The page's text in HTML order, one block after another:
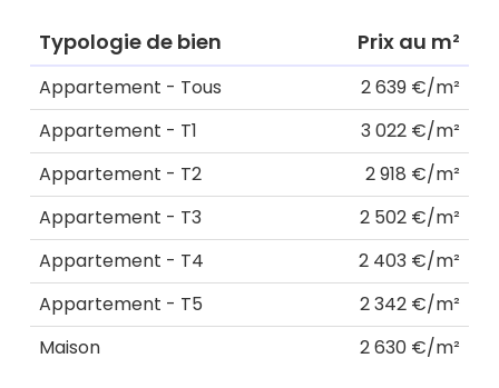
Typologie de bien Prix au m²
Appartement - Tous
2 639 €/m²
Appartement - T1
3 022 €/m²
Appartement - T2
2 918 €/m²
Appartement - T3
2 502 €/m²
Appartement - T4
2 403 €/m²
Appartement - T5
2 342 €/m²
Maison
2 630 €/m²